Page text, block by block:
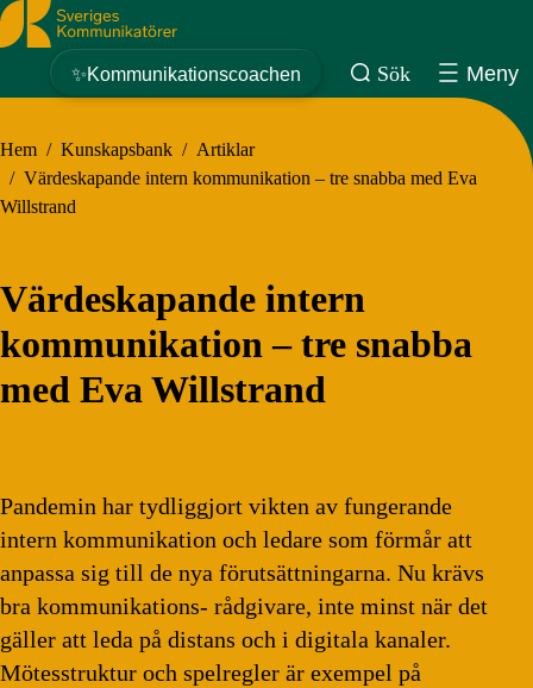
Sveriges Kommunikatörer
✨Kommunikationscoachen Sök Meny
Hem / Kunskapsbank / Artiklar
/ Värdeskapande intern kommunikation – tre snabba med Eva
Willstrand
Värdeskapande intern
kommunikation – tre snabba
med Eva Willstrand
Pandemin har tydliggjort vikten av fungerande
intern kommunikation och ledare som förmår att
anpassa sig till de nya förutsättningarna. Nu krävs
bra kommunikations- rådgivare, inte minst när det
gäller att leda på distans och i digitala kanaler.
Mötesstruktur och spelregler är exempel på